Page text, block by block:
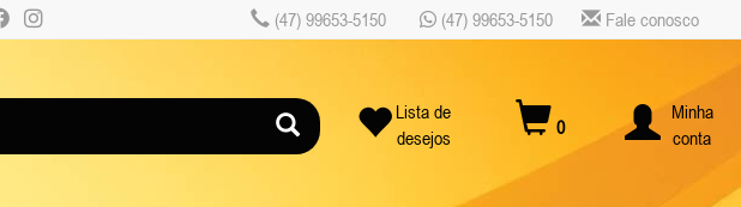
(47) 99653-5150 (47) 99653-5150 Fale conosco
Lista de
desejos
0
Minha
conta